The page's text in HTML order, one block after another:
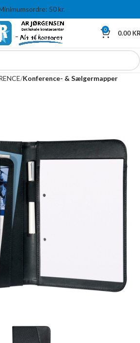
50 kr.
0 0.00
Konference- & Sælgermapper